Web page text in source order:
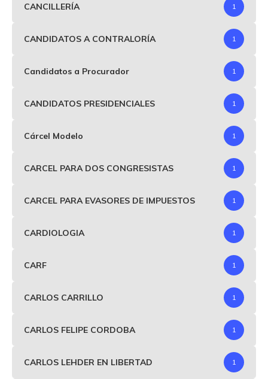
CANCILLERÍA 1
CANDIDATOS A CONTRALORÍA 1
Candidatos a Procurador 1
CANDIDATOS PRESIDENCIALES 1
Cárcel Modelo 1
CARCEL PARA DOS CONGRESISTAS 1
CARCEL PARA EVASORES DE IMPUESTOS 1
CARDIOLOGIA 1
CARF 1
CARLOS CARRILLO 1
CARLOS FELIPE CORDOBA 1
CARLOS LEHDER EN LIBERTAD 1